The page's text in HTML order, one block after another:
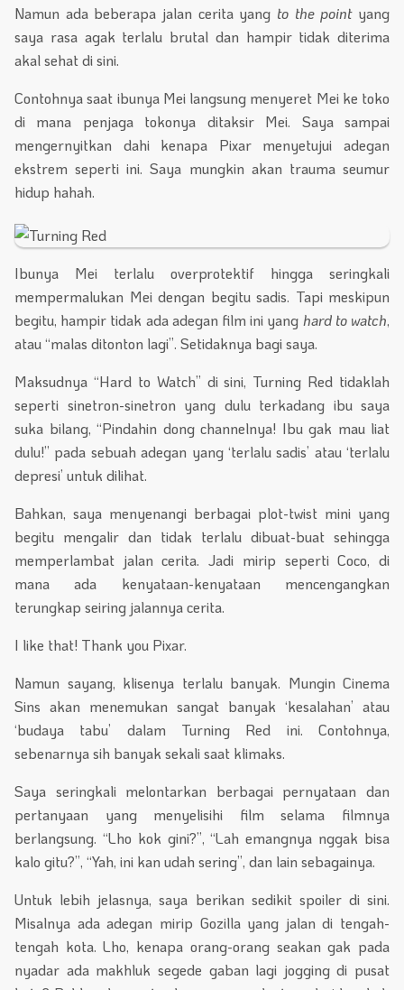
Namun ada beberapa jalan cerita yang to the point yang
saya rasa agak terlalu brutal dan hampir tidak diterima
akal sehat di sini.
Contohnya saat ibunya Mei langsung menyeret Mei ke toko
di mana penjaga tokonya ditaksir Mei. Saya sampai
mengernyitkan dahi kenapa Pixar menyetujui adegan
ekstrem seperti ini. Saya mungkin akan trauma seumur
hidup hahah.
Ibunya Mei terlalu overprotektif hingga seringkali
mempermalukan Mei dengan begitu sadis. Tapi meskipun
begitu, hampir tidak ada adegan film ini yang hard to watch,
atau “malas ditonton lagi”. Setidaknya bagi saya.
Maksudnya “Hard to Watch” di sini, Turning Red tidaklah
seperti sinetron-sinetron yang dulu terkadang ibu saya
suka bilang, “Pindahin dong channelnya! Ibu gak mau liat
dulu!” pada sebuah adegan yang ‘terlalu sadis’ atau ‘terlalu
depresi’ untuk dilihat.
Bahkan, saya menyenangi berbagai plot-twist mini yang
begitu mengalir dan tidak terlalu dibuat-buat sehingga
memperlambat jalan cerita. Jadi mirip seperti Coco, di
mana ada kenyataan-kenyataan mencengangkan
terungkap seiring jalannya cerita.
I like that! Thank you Pixar.
Namun sayang, klisenya terlalu banyak. Mungin Cinema
Sins akan menemukan sangat banyak ‘kesalahan’ atau
‘budaya tabu’ dalam Turning Red ini. Contohnya,
sebenarnya sih banyak sekali saat klimaks.
Saya seringkali melontarkan berbagai pernyataan dan
pertanyaan yang menyelisihi film selama filmnya
berlangsung. “Lho kok gini?”, “Lah emangnya nggak bisa
kalo gitu?”, “Yah, ini kan udah sering”, dan lain sebagainya.
Untuk lebih jelasnya, saya berikan sedikit spoiler di sini.
Misalnya ada adegan mirip Gozilla yang jalan di tengah-
tengah kota. Lho, kenapa orang-orang seakan gak pada
nyadar ada makhluk segede gaban lagi jogging di pusat